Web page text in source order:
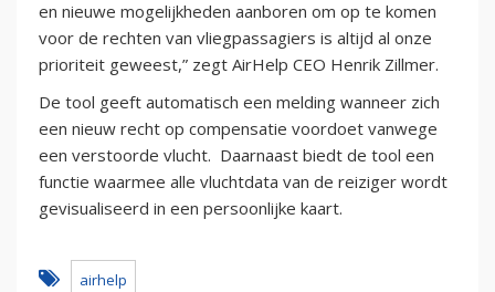
en nieuwe mogelijkheden aanboren om op te komen
voor de rechten van vliegpassagiers is altijd al onze
prioriteit geweest,” zegt AirHelp CEO Henrik Zillmer.
De tool geeft automatisch een melding wanneer zich
een nieuw recht op compensatie voordoet vanwege
een verstoorde vlucht. Daarnaast biedt de tool een
functie waarmee alle vluchtdata van de reiziger wordt
gevisualiseerd in een persoonlijke kaart.
airhelp